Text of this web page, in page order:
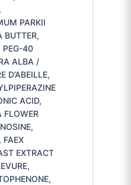
PARKII
BUTTER,
PEG-40
ALBA /
D’ABEILLE,
ACID,
FLOWER
FAEX
EXTRACT